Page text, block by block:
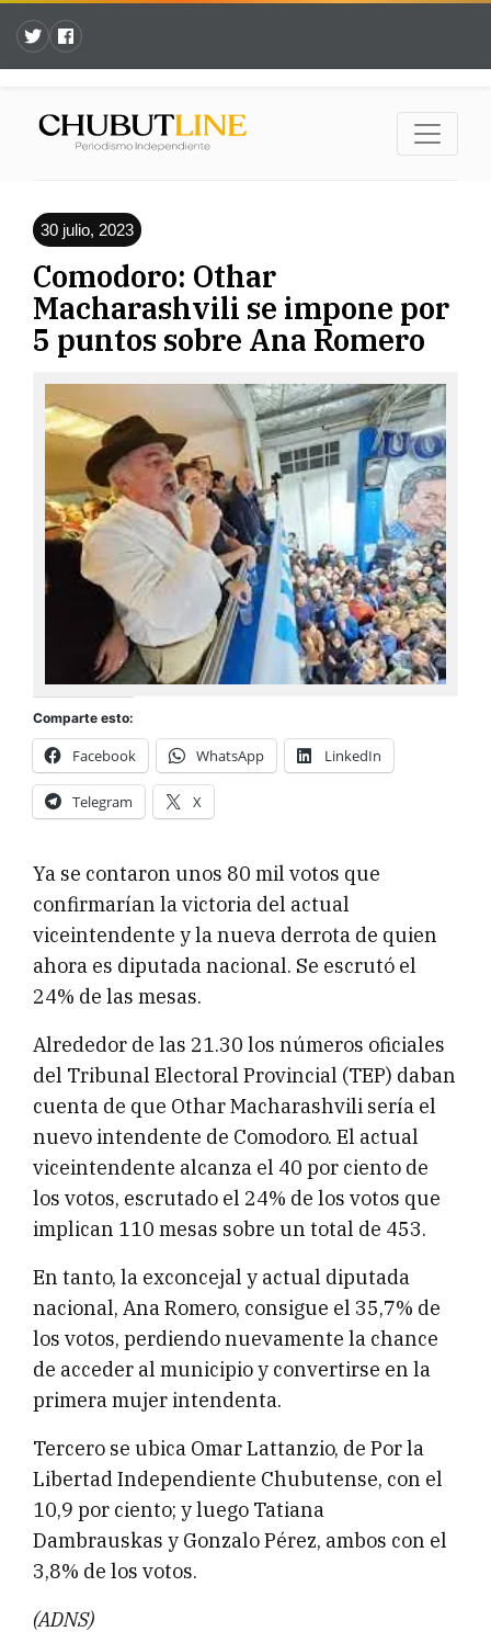
30 julio, 2023
Comodoro: Othar
Macharashvili se impone por
5 puntos sobre Ana Romero
Comparte esto:
Facebook WhatsApp LinkedIn
Telegram X
Ya se contaron unos 80 mil votos que
confirmarían la victoria del actual
viceintendente y la nueva derrota de quien
ahora es diputada nacional. Se escrutó el
24% de las mesas.
Alrededor de las 21.30 los números oficiales
del Tribunal Electoral Provincial (TEP) daban
cuenta de que Othar Macharashvili sería el
nuevo intendente de Comodoro. El actual
viceintendente alcanza el 40 por ciento de
los votos, escrutado el 24% de los votos que
implican 110 mesas sobre un total de 453.
En tanto, la exconcejal y actual diputada
nacional, Ana Romero, consigue el 35,7% de
los votos, perdiendo nuevamente la chance
de acceder al municipio y convertirse en la
primera mujer intendenta.
Tercero se ubica Omar Lattanzio, de Por la
Libertad Independiente Chubutense, con el
10,9 por ciento; y luego Tatiana
Dambrauskas y Gonzalo Pérez, ambos con el
3,8% de los votos.
(ADNS)